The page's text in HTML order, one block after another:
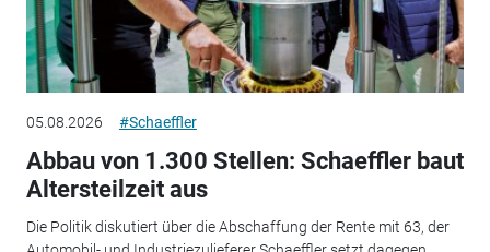
05.08.2026 #Schaeffler
Abbau von 1.300 Stellen: Schaeffler baut
Altersteilzeit aus
Die Politik diskutiert über die Abschaffung der Rente mit 63, der